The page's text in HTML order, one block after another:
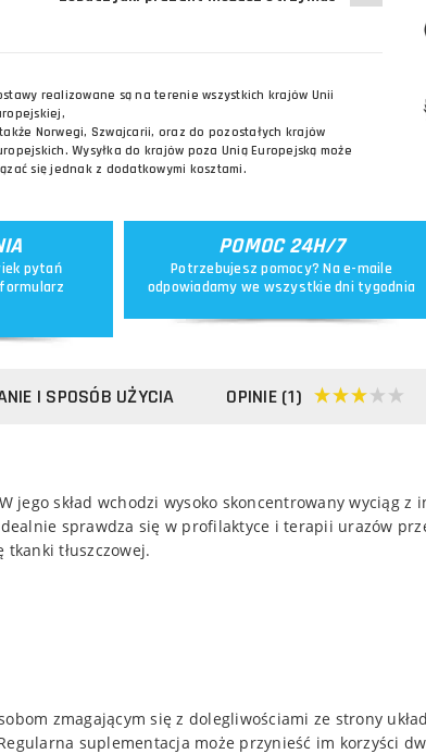
realizowane są na terenie wszystkich krajów Unii
Norwegi, Szwajcarii, oraz do pozostałych krajów
Wysyłka do krajów poza Unią Europejską może
się jednak z dodatkowymi kosztami.
pytań
formularz
POMOC 24H/7
Potrzebujesz pomocy? Na e-maile
odpowiadamy we wszystkie dni tygodnia
I SPOSÓB UŻYCIA OPINIE (1)
skład wchodzi wysoko skoncentrowany wyciąg
sprawdza się w profilaktyce i terapii urazów
tłuszczowej.
zmagającym się z dolegliwościami ze strony
suplementacja może przynieść im korzyści